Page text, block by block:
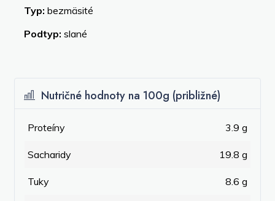
Typ: bezmäsité
Podtyp: slané
Nutričné hodnoty na 100g (približné)
Proteíny 3.9 g
Sacharidy 19.8 g
Tuky 8.6 g